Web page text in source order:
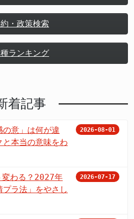
・政策検索
ランキング
着記事
の意」は何が違
と本当の意味をわ
2026-08-01
変わる？2027年
ラ法」をやさし
2026-07-17